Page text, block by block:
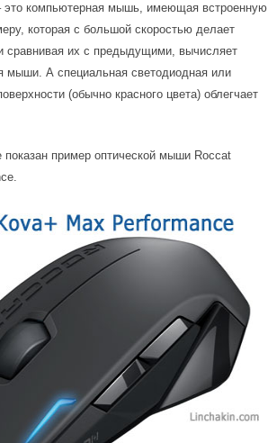
это компьютерная мышь, имеющая встроенную
которая с большой скоростью делает
сравнивая их с предыдущими, вычисляет
мыши. А специальная светодиодная или
(обычно красного цвета) облегчает
показан пример оптической мыши Roccat